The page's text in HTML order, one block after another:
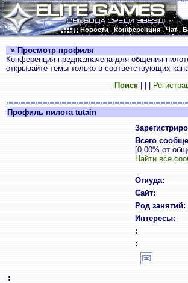
Новости|Конференция|Чат|
» Просмотр профиля
Конференция предназначена для общения
открывайте темы только в соответствующих
Поиск
Профиль пилота tutain
Всего
[0.00% от
Найти все
Откуда:
Сайт:
Род занятий:
Интересы:
:
:
: